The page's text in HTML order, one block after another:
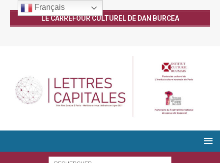
LE CARREFOUR CULTUREL DE DAN BURCEA
Français